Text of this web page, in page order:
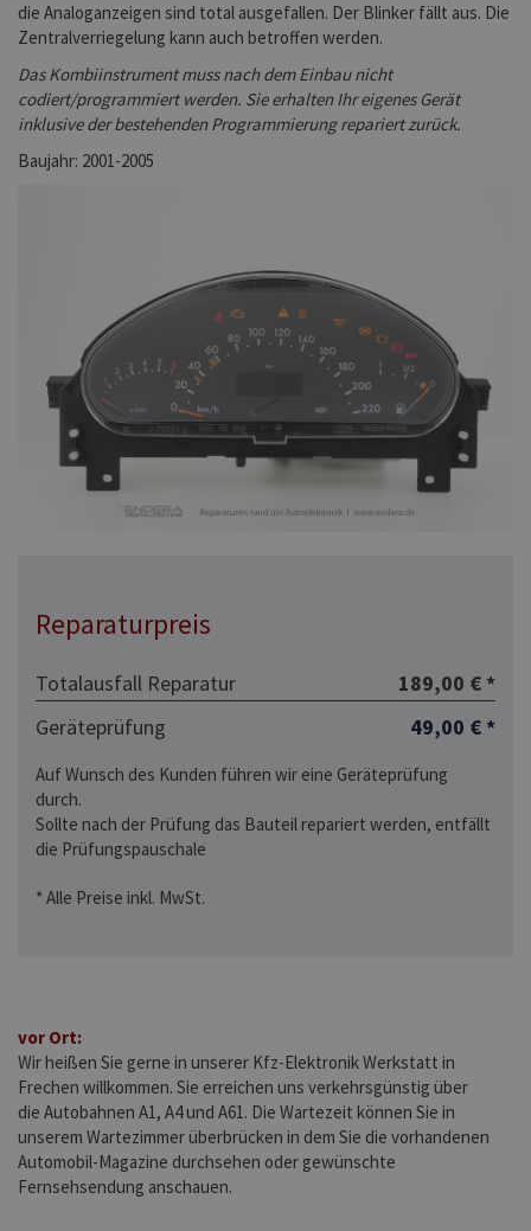
die Analoganzeigen sind total ausgefallen. Der Blinker fällt aus. Die
Zentralverriegelung kann auch betroffen werden.
Das Kombiinstrument muss nach dem Einbau nicht
codiert/programmiert werden. Sie erhalten Ihr eigenes Gerät
inklusive der bestehenden Programmierung repariert zurück.
Baujahr: 2001-2005
Reparaturpreis
Totalausfall Reparatur
189,00 € *
Geräteprüfung
49,00 € *
Auf Wunsch des Kunden führen wir eine Geräteprüfung
durch.
Sollte nach der Prüfung das Bauteil repariert werden, entfällt
die Prüfungspauschale
* Alle Preise inkl. MwSt.
vor Ort:
Wir heißen Sie gerne in unserer Kfz-Elektronik Werkstatt in
Frechen willkommen. Sie erreichen uns verkehrsgünstig über
die Autobahnen A1, A4 und A61. Die Wartezeit können Sie in
unserem Wartezimmer überbrücken in dem Sie die vorhandenen
Automobil-Magazine durchsehen oder gewünschte
Fernsehsendung anschauen.